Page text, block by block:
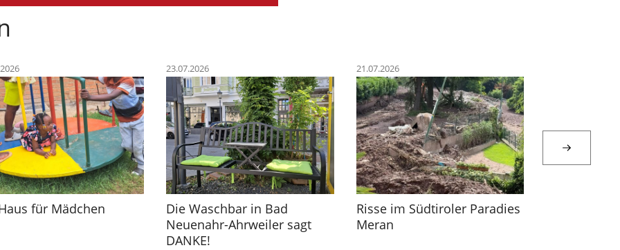
für Mädchen
23.07.2026
Die Waschbar in Bad
Neuenahr-Ahrweiler sagt
DANKE!
21.07.2026
Risse im Südtiroler Paradies
Meran